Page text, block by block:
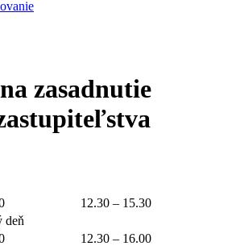
zasadnutie
12.30 – 15.30
deň
12.30 – 16.00